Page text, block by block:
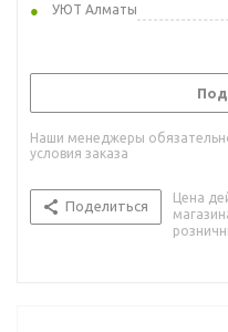
УЮТ Алматы
Под
Наши менеджеры
условия заказа
Поделиться
Цена